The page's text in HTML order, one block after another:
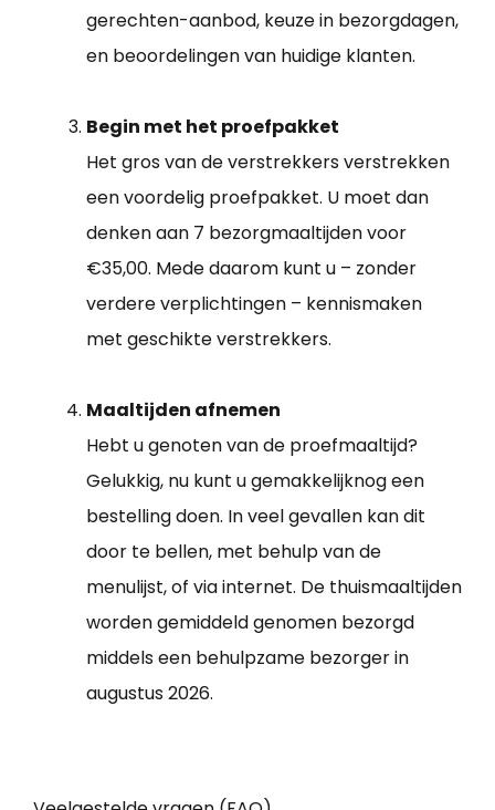
gerechten-aanbod, keuze in bezorgdagen,
en beoordelingen van huidige klanten.
Begin met het proefpakket
Het gros van de verstrekkers verstrekken
een voordelig proefpakket. U moet dan
denken aan 7 bezorgmaaltijden voor
€35,00. Mede daarom kunt u – zonder
verdere verplichtingen – kennismaken
met geschikte verstrekkers.
Maaltijden afnemen
Hebt u genoten van de proefmaaltijd?
Gelukkig, nu kunt u gemakkelijknog een
bestelling doen. In veel gevallen kan dit
door te bellen, met behulp van de
menulijst, of via internet. De thuismaaltijden
worden gemiddeld genomen bezorgd
middels een behulpzame bezorger in
augustus 2026.